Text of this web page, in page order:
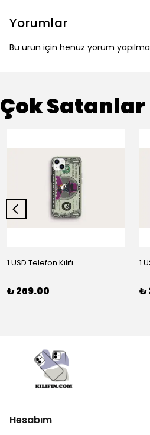
Yorumlar
Bu ürün için henüz yorum
Çok Satanlar
1 USD Telefon Kılıfı
₺ 269.00
1
₺
Hesabım